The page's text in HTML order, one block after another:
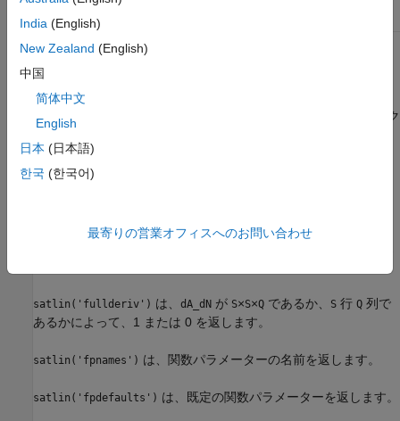
の要素を
返します。
info = satlin('
文字ベク
トルに関する有用な情報を返します。
satlin('name')
satlin('fullderiv') は、 dA_dN が S×S×Q であるか、 S 行 Q 列で
あるかによって、1 または 0 を返します。
satlin('fpnames') は、関数パラメーターの名前を返します。
satlin('fpdefaults') は、既定の関数パラメーターを返します。
India (English)
New Zealand (English)
中国
简体中文
English
日本 (日本語)
한국 (한국어)
最寄りの営業オフィスへのお問い合わせ